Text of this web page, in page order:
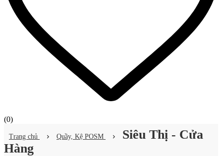
(0)
Trang chủ Quầy, Kệ POSM
Siêu Thị - Cửa
Hàng